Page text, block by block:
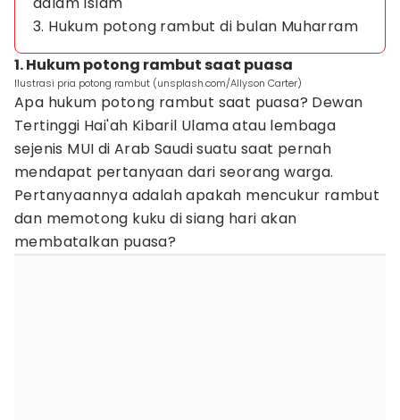
3. Hukum potong rambut di bulan Muharram
1. Hukum potong rambut saat puasa
Ilustrasi pria potong rambut (unsplash.com/Allyson Carter)
Apa hukum potong rambut saat puasa? Dewan
Tertinggi Hai'ah Kibaril Ulama atau lembaga
sejenis MUI di Arab Saudi suatu saat pernah
mendapat pertanyaan dari seorang warga.
Pertanyaannya adalah apakah mencukur rambut
dan memotong kuku di siang hari akan
membatalkan puasa?